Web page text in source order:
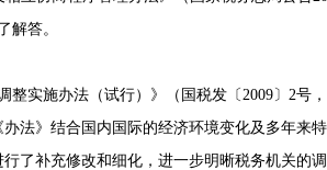
解答。
实施办法（试行）》（国税发〔2009〕2号
法》结合国内国际的经济环境变化及多年来
了补充修改和细化，进一步明晰税务机关的